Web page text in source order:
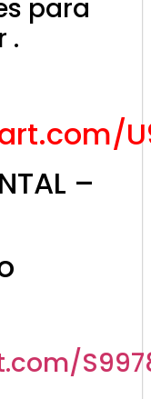
para
.
–